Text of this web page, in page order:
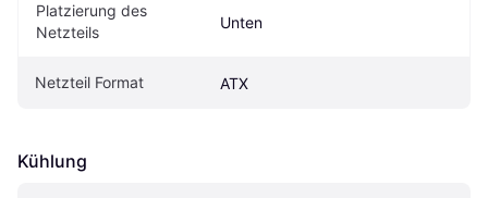
Platzierung des
Netzteils
Unten
Netzteil Format ATX
Kühlung